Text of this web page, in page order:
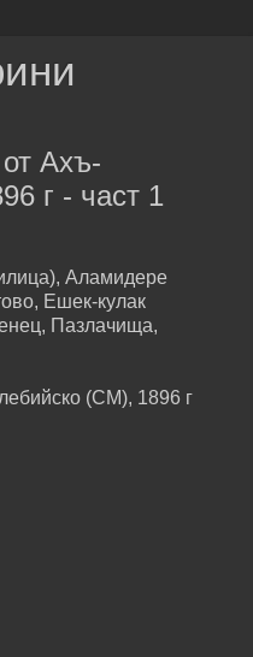
Ахъ-
г - част 1
Аламидере
Ешек-кулак
Пазлачища,
(СМ), 1896 г